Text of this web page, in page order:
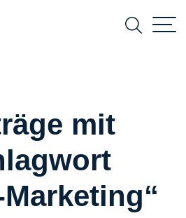
Suchen
mit